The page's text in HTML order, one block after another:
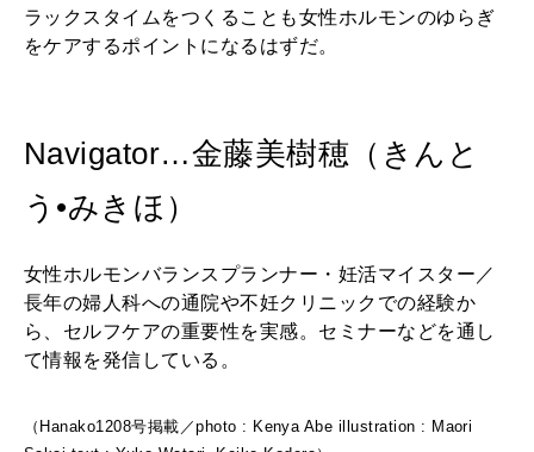
ラックスタイムをつくることも女性ホルモンのゆらぎ
をケアするポイントになるはずだ。
Navigator…金藤美樹穂（きんと
う•みきほ）
女性ホルモンバランスプランナー・妊活マイスター／
長年の婦人科への通院や不妊クリニックでの経験か
ら、セルフケアの重要性を実感。セミナーなどを通し
て情報を発信している。
（Hanako1208号掲載／photo : Kenya Abe illustration : Maori